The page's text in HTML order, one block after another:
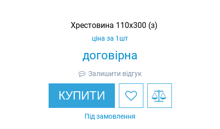
Хрестовина 110х300 (з)
договірна
ціна за 1шт
Залишити відгук
КУПИТИ
Під замовлення